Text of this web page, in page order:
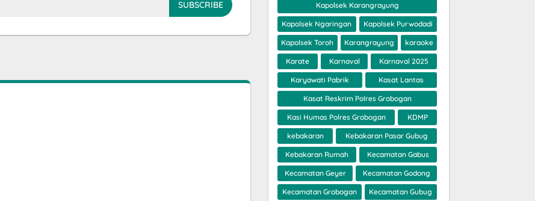
Kapolsek Karangrayung
Kapolsek Ngaringan Kapolsek Purwodadi
Kapolsek Toroh Karangrayung karaoke
Karate Karnaval Karnaval 2025
Karyawati Pabrik Kasat Lantas
Kasat Reskrim Polres Grobogan
Kasi Humas Polres Grobogan KDMP
kebakaran Kebakaran Pasar Gubug
Kebakaran Rumah Kecamatan Gabus
Kecamatan Geyer Kecamatan Godong
Kecamatan Grobogan Kecamatan Gubug